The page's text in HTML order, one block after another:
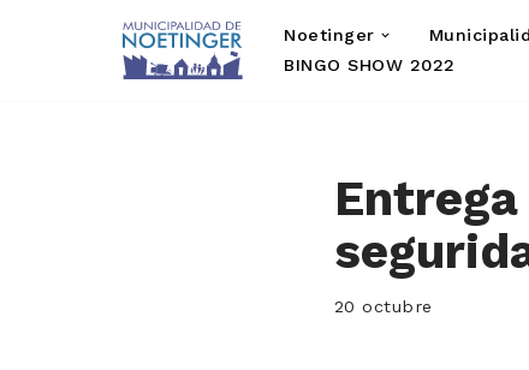
Noetinger
BINGO SHOW 2022
20 octubre